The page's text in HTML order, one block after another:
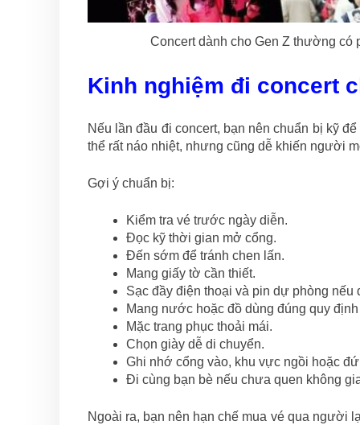
Concert dành cho Gen Z thường có
Kinh nghiệm đi concert
Nếu lần đầu đi concert, bạn nên chuẩn bị kỹ
thể rất náo nhiệt, nhưng cũng dễ khiến người
Gợi ý chuẩn bị:
Kiểm tra vé trước ngày diễn.
Đọc kỹ thời gian mở cổng.
Đến sớm để tránh chen lấn.
Mang giấy tờ cần thiết.
Sạc đầy điện thoại và pin dự phòng nếu
Mang nước hoặc đồ dùng đúng quy
Mặc trang phục thoải mái.
Chọn giày dễ di chuyển.
Ghi nhớ cổng vào, khu vực ngồi hoặc
Đi cùng bạn bè nếu chưa quen không
Ngoài ra, bạn nên hạn chế mua vé qua người